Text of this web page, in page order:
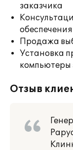
заказчика
Продажа
Установка
компьютеры
Отзыв